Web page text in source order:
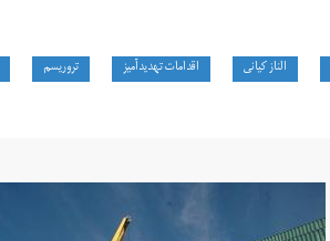
الناز کیانی اقدامات تهدیدآمیز تروریسم